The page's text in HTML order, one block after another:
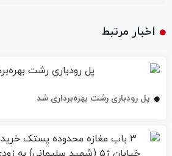
اخبار مرتبط
پل رودباری رشت بهره‌برداری شد